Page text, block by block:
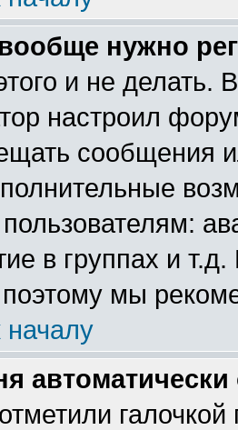
нужно
и не делать.
настроил
сообщения
в группах и
мы
началу
автоматически
галочкой